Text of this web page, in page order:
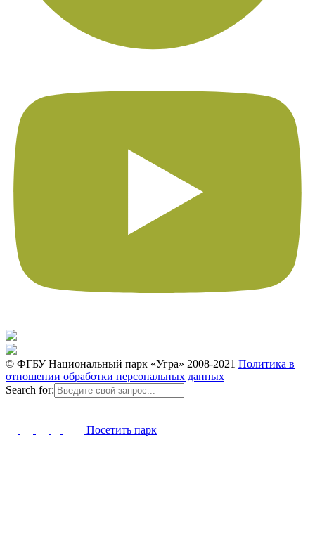
© ФГБУ Национальный парк «Угра» 2008-2021 Политика в
отношении обработки персональных данных
Search for:
Посетить парк